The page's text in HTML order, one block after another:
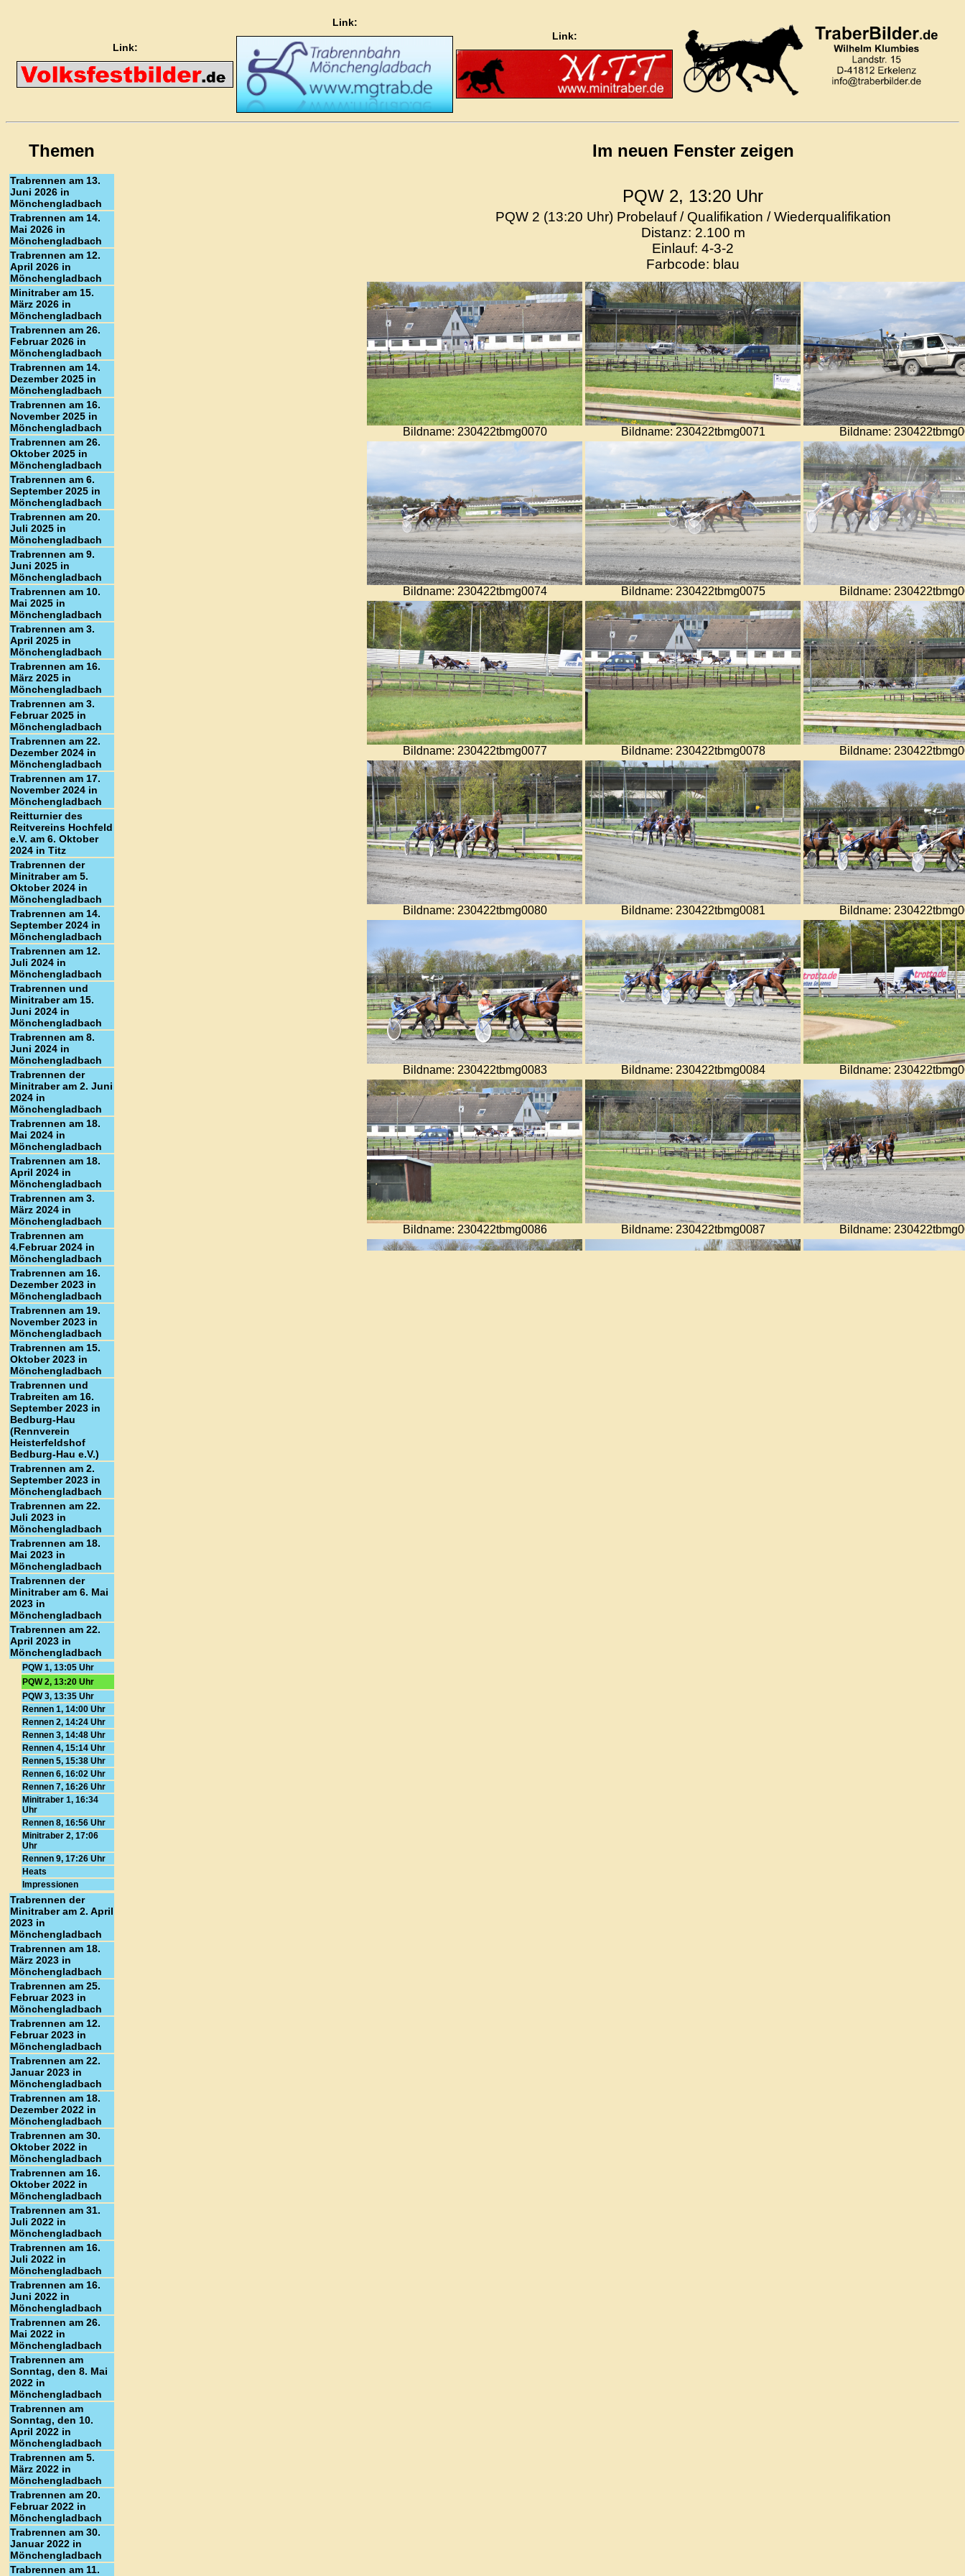
Link:
Link:
Link:
Themen
Trabrennen am 13.
Juni 2026 in
Mönchengladbach
Trabrennen am 14.
Mai 2026 in
Mönchengladbach
Trabrennen am 12.
April 2026 in
Mönchengladbach
Minitraber am 15.
März 2026 in
Mönchengladbach
Trabrennen am 26.
Februar 2026 in
Mönchengladbach
Trabrennen am 14.
Dezember 2025 in
Mönchengladbach
Trabrennen am 16.
November 2025 in
Mönchengladbach
Trabrennen am 26.
Oktober 2025 in
Mönchengladbach
Trabrennen am 6.
September 2025 in
Mönchengladbach
Trabrennen am 20.
Juli 2025 in
Mönchengladbach
Trabrennen am 9.
Juni 2025 in
Mönchengladbach
Trabrennen am 10.
Mai 2025 in
Mönchengladbach
Trabrennen am 3.
April 2025 in
Mönchengladbach
Trabrennen am 16.
März 2025 in
Mönchengladbach
Trabrennen am 3.
Februar 2025 in
Mönchengladbach
Trabrennen am 22.
Dezember 2024 in
Mönchengladbach
Trabrennen am 17.
November 2024 in
Mönchengladbach
Reitturnier des
Reitvereins Hochfeld
e.V. am 6. Oktober
2024 in Titz
Trabrennen der
Minitraber am 5.
Oktober 2024 in
Mönchengladbach
Trabrennen am 14.
September 2024 in
Mönchengladbach
Trabrennen am 12.
Juli 2024 in
Mönchengladbach
Trabrennen und
Minitraber am 15.
Juni 2024 in
Mönchengladbach
Trabrennen am 8.
Juni 2024 in
Mönchengladbach
Trabrennen der
Minitraber am 2. Juni
2024 in
Mönchengladbach
Trabrennen am 18.
Mai 2024 in
Mönchengladbach
Trabrennen am 18.
April 2024 in
Mönchengladbach
Trabrennen am 3.
März 2024 in
Mönchengladbach
Trabrennen am
4.Februar 2024 in
Mönchengladbach
Trabrennen am 16.
Dezember 2023 in
Mönchengladbach
Trabrennen am 19.
November 2023 in
Mönchengladbach
Trabrennen am 15.
Oktober 2023 in
Mönchengladbach
Trabrennen und
Trabreiten am 16.
September 2023 in
Bedburg-Hau
(Rennverein
Heisterfeldshof
Bedburg-Hau e.V.)
Trabrennen am 2.
September 2023 in
Mönchengladbach
Trabrennen am 22.
Juli 2023 in
Mönchengladbach
Trabrennen am 18.
Mai 2023 in
Mönchengladbach
Trabrennen der
Minitraber am 6. Mai
2023 in
Mönchengladbach
Trabrennen am 22.
April 2023 in
Mönchengladbach
PQW 1, 13:05 Uhr
PQW 2, 13:20 Uhr
PQW 3, 13:35 Uhr
Rennen 1, 14:00 Uhr
Rennen 2, 14:24 Uhr
Rennen 3, 14:48 Uhr
Rennen 4, 15:14 Uhr
Rennen 5, 15:38 Uhr
Rennen 6, 16:02 Uhr
Rennen 7, 16:26 Uhr
Minitraber 1, 16:34
Uhr
Rennen 8, 16:56 Uhr
Minitraber 2, 17:06
Uhr
Rennen 9, 17:26 Uhr
Heats
Impressionen
Trabrennen der
Minitraber am 2. April
2023 in
Mönchengladbach
Trabrennen am 18.
März 2023 in
Mönchengladbach
Trabrennen am 25.
Februar 2023 in
Mönchengladbach
Trabrennen am 12.
Februar 2023 in
Mönchengladbach
Trabrennen am 22.
Januar 2023 in
Mönchengladbach
Trabrennen am 18.
Dezember 2022 in
Mönchengladbach
Trabrennen am 30.
Oktober 2022 in
Mönchengladbach
Trabrennen am 16.
Oktober 2022 in
Mönchengladbach
Trabrennen am 31.
Juli 2022 in
Mönchengladbach
Trabrennen am 16.
Juli 2022 in
Mönchengladbach
Trabrennen am 16.
Juni 2022 in
Mönchengladbach
Trabrennen am 26.
Mai 2022 in
Mönchengladbach
Trabrennen am
Sonntag, den 8. Mai
2022 in
Mönchengladbach
Trabrennen am
Sonntag, den 10.
April 2022 in
Mönchengladbach
Trabrennen am 5.
März 2022 in
Mönchengladbach
Trabrennen am 20.
Februar 2022 in
Mönchengladbach
Trabrennen am 30.
Januar 2022 in
Mönchengladbach
Trabrennen am 11.
Im neuen Fenster zeigen